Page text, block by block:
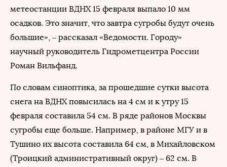
метеостанции ВДНХ 15 февраля выпало 10 мм
осадков. Это значит, что завтра сугробы будут очень
большие», – рассказал «Ведомости. Городу»
научный руководитель Гидрометцентра России
Роман Вильфанд.
По словам синоптика, за прошедшие сутки высота
снега на ВДНХ повысилась на 4 см и к утру 15
февраля составила 54 см. В ряде районов Москвы
сугробы еще больше. Например, в районе МГУ и в
Тушино их высота составила 64 см, в Михайловском
(Троицкий административный округ) – 62 см. В